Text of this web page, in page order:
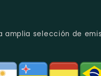
amplia selección de